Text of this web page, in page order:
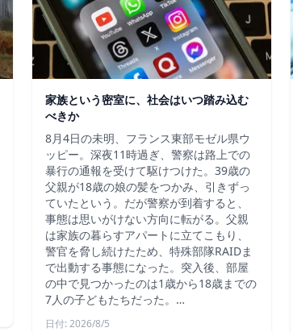
家族という密室に、社会はいつ踏み込む
べきか
8月4日の未明、フランス東部モゼル県ウ
ッピー。深夜11時過ぎ、警察は路上での
暴行の通報を受けて駆けつけた。39歳の
父親が18歳の娘の髪をつかみ、引きずっ
ていたという。だが警察が到着すると、
事態は思いがけない方向に転がる。父親
は家族の暮らすアパートに立てこもり、
警官を脅し続けたため、特殊部隊RAIDま
で出動する事態になった。突入後、部屋
の中で見つかったのは1歳から18歳までの
7人の子どもたちだった。…
日付: 2026/8/5